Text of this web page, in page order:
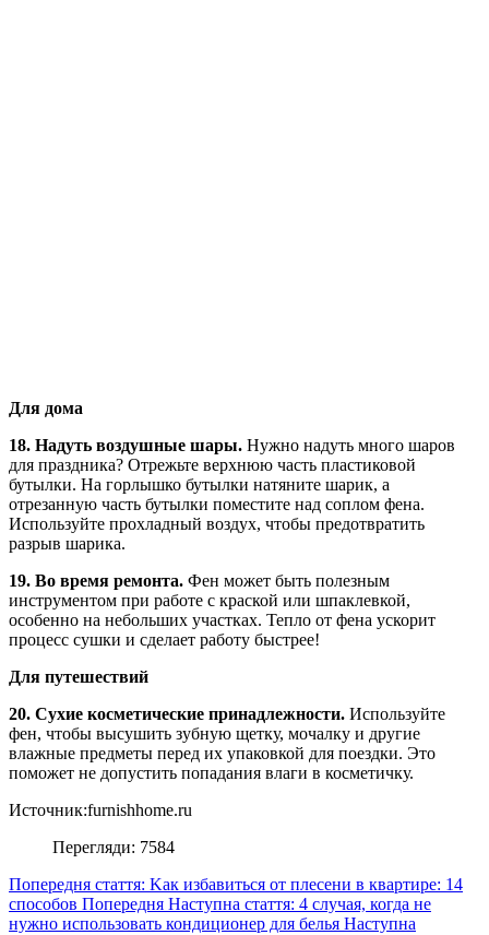
Для дома
18. Надуть воздушные шары. Нужно надуть много шаров
для праздника? Отрежьте верхнюю часть пластиковой
бутылки. На горлышко бутылки натяните шарик, а
отрезанную часть бутылки поместите над соплом фена.
Используйте прохладный воздух, чтобы предотвратить
разрыв шарика.
19. Во время ремонта. Фен может быть полезным
инструментом при работе с краской или шпаклевкой,
особенно на небольших участках. Тепло от фена ускорит
процесс сушки и сделает работу быстрее!
Для путешествий
20. Сухие косметические принадлежности. Используйте
фен, чтобы высушить зубную щетку, мочалку и другие
влажные предметы перед их упаковкой для поездки. Это
поможет не допустить попадания влаги в косметичку.
Источник:furnishhome.ru
Перегляди: 7584
Попередня стаття: Kaк избавиться от плeceни в квapтиpe: 14
способов Попередня Наступна стаття: 4 случая, когда не
нужно использовать кондиционер для белья Наступна